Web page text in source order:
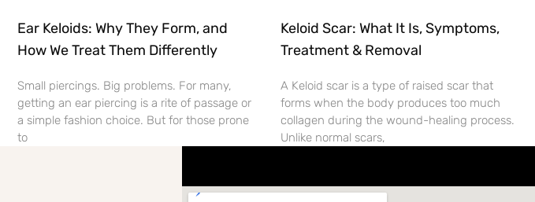
Ear Keloids: Why They Form, and
How We Treat Them Differently
Small piercings. Big problems. For many,
getting an ear piercing is a rite of passage or
a simple fashion choice. But for those prone
to
Keloid Scar: What It Is, Symptoms,
Treatment & Removal
A Keloid scar is a type of raised scar that
forms when the body produces too much
collagen during the wound-healing process.
Unlike normal scars,